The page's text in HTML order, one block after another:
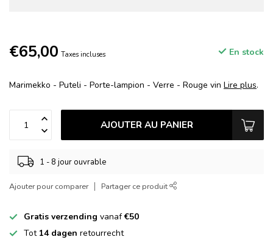
€65,00 Taxes incluses En stock
Marimekko - Puteli - Porte-lampion - Verre - Rouge vin Lire plus.
AJOUTER AU PANIER
1 - 8 jour ouvrable
Ajouter pour comparer Partager ce produit
Gratis verzending vanaf€50
Tot 14 dagen retourrecht